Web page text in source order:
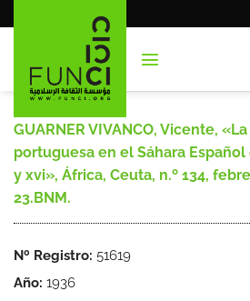
al
GUARNER VIVANCO, Vicente,
portuguesa en el Sáhara
y xvi», África, Ceuta, n.º 134,
23.BNM.
Nº Registro: 51619
Año: 1936